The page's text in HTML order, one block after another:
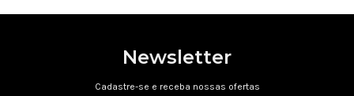
Newsletter
Cadastre-se e receba nossas ofertas